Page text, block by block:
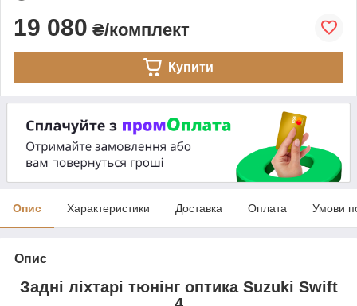
19 080 ₴/комплект
Купити
Опис Характеристики Доставка Оплата Умови
Опис
Задні ліхтарі тюнінг оптика Suzuki Swift